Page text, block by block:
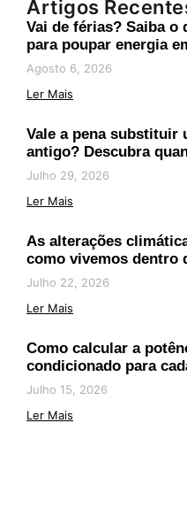
Artigos
Vai de férias? Saiba o
para poupar energia
Agosto 6, 2026
Ler Mais
Vale a pena substituir
antigo? Descubra
Julho 29, 2026
Ler Mais
As alterações
como vivemos dentro
Julho 22, 2026
Ler Mais
Como calcular a
condicionado para
Julho 15, 2026
Ler Mais